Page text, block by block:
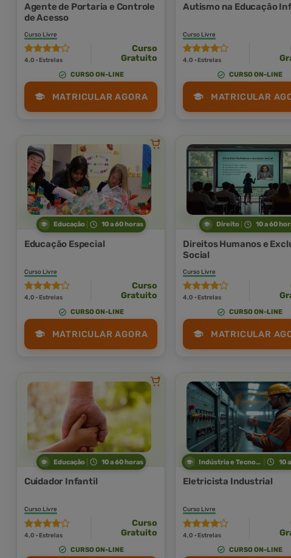
Agente de Portaria e Controle
de Acesso
Curso Livre
4,0 · Estrelas
Curso
Gratuito
CURSO ON-LINE
MATRICULAR AGORA
Autismo na Educação
Curso Livre
4,0 · Estrelas
CURSO ON-LINE
MATRICULAR
Educação 10 a 60 horas
Educação Especial
Curso Livre
4,0 · Estrelas
Curso
Gratuito
CURSO ON-LINE
MATRICULAR AGORA
Direito 10 a 60
Direitos Humanos e
Social
Curso Livre
4,0 · Estrelas
CURSO ON-LINE
MATRICULAR
Educação 10 a 60 horas
Cuidador Infantil
Curso Livre
4,0 · Estrelas
Curso
Gratuito
CURSO ON-LINE
Indústria e Tecnologia
Eletricista Industrial
Curso Livre
4,0 · Estrelas
CURSO ON-LINE